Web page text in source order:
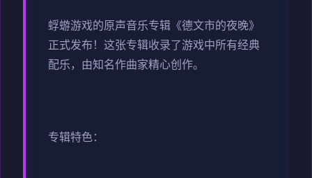
蜉蝣游戏的原声音乐专辑《德文市的夜晚》
正式发布！这张专辑收录了游戏中所有经典
配乐，由知名作曲家精心创作。
专辑特色：